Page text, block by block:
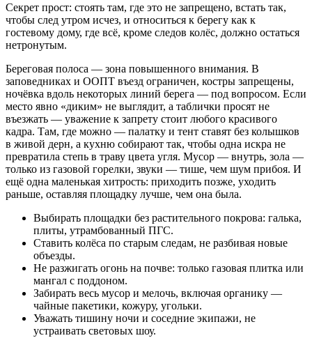
Секрет прост: стоять там, где это не запрещено, встать так,
чтобы след утром исчез, и относиться к берегу как к
гостевому дому, где всё, кроме следов колёс, должно остаться
нетронутым.
Береговая полоса — зона повышенного внимания. В
заповедниках и ООПТ въезд ограничен, костры запрещены,
ночёвка вдоль некоторых линий берега — под вопросом. Если
место явно «диким» не выглядит, а таблички просят не
въезжать — уважение к запрету стоит любого красивого
кадра. Там, где можно — палатку и тент ставят без колышков
в живой дерн, а кухню собирают так, чтобы одна искра не
превратила степь в траву цвета угля. Мусор — внутрь, зола —
только из газовой горелки, звуки — тише, чем шум прибоя. И
ещё одна маленькая хитрость: приходить позже, уходить
раньше, оставляя площадку лучше, чем она была.
Выбирать площадки без растительного покрова: галька,
плиты, утрамбованный ПГС.
Ставить колёса по старым следам, не разбивая новые
объезды.
Не разжигать огонь на почве: только газовая плитка или
мангал с поддоном.
Забирать весь мусор и мелочь, включая органику —
чайные пакетики, кожуру, угольки.
Уважать тишину ночи и соседние экипажи, не
устраивать световых шоу.